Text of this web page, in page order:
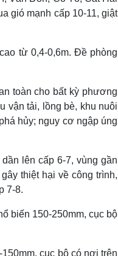
gió mạnh cấp 10-11, giật
từ 0,4-0,6m. Đề phòng
toàn cho bất kỳ phương
vận tải, lồng bè, khu nuôi
hủy; nguy cơ ngập úng
lên cấp 6-7, vùng gần
thiệt hại về công trình,
7-8.
biến 150-250mm, cục bộ
cục bộ có nơi trên